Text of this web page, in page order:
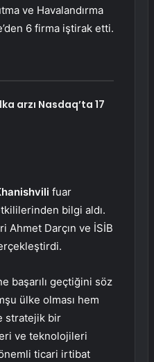
ve Havalandırma
6 firma iştirak etti.
arzı Nasdaq’ta 17
fuar
bilgi aldı.
Ahmet Darçın ve İSİB
başarılı geçtiğini söz
ülke olması hem
stratejik bir
ve teknolojileri
ticari irtibat